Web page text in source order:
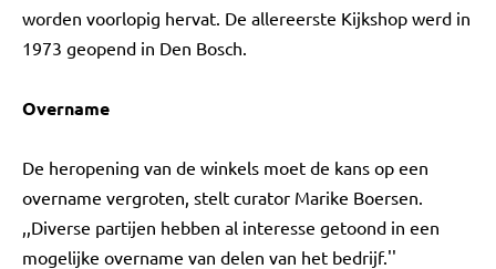
worden voorlopig hervat. De allereerste Kijkshop werd in
1973 geopend in Den Bosch.
Overname
De heropening van de winkels moet de kans op een
overname vergroten, stelt curator Marike Boersen.
,,Diverse partijen hebben al interesse getoond in een
mogelijke overname van delen van het bedrijf.''